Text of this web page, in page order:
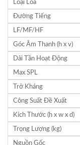
Loại Loa
Đường Tiếng
LF/MF/HF
Góc Âm Thanh (h x v)
Dải Tần Hoạt Động
Max SPL
Trở Kháng
Công Suất Đề Xuất
Kích Thước (h x w x d)
Trọng Lượng (kg)
Nguồn Gốc